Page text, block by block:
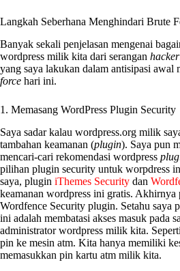
Langkah Seberhana Menghindari Brute
Banyak sekali penjelasan mengenai
wordpress milik kita dari serangan hacker
yang saya lakukan dalam antisipasi awal
force hari ini.
1. Memasang WordPress Plugin Security
Saya sadar kalau wordpress.org milik
tambahan keamanan (plugin). Saya pun
mencari-cari rekomendasi wordpress
pilihan plugin security untuk worpdress
saya, plugin iThemes Security dan
keamanan wordpress ini gratis. Akhirnya
Wordfence Security plugin. Setahu saya
ini adalah membatasi akses masuk pada
administrator wordpress milik kita.
pin ke mesin atm. Kita hanya memiliki
memasukkan pin kartu atm milik kita.